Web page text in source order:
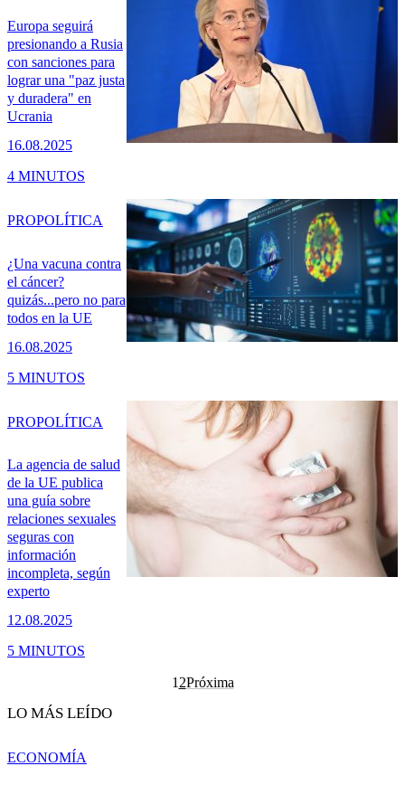
Europa seguirá
presionando a Rusia
con sanciones para
lograr una "paz justa
y duradera" en
Ucrania
16.08.2025
4 MINUTOS
¿Una vacuna contra
el cáncer?
quizás...pero no para
todos en la UE
16.08.2025
PROPOLÍTICA
5 MINUTOS
La agencia de salud
de la UE publica
una guía sobre
relaciones sexuales
seguras con
información
incompleta, según
experto
12.08.2025
PROPOLÍTICA
5 MINUTOS
1 2Próxima
LO MÁS LEÍDO
ECONOMÍA